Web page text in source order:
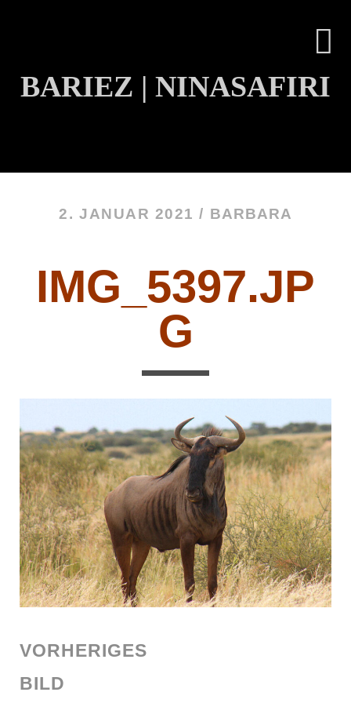
2. JANUAR 2021 / BARBARA
IMG_5397.JP
G
VORHERIGES
BILD
BARIEZ | NINASAFIRI